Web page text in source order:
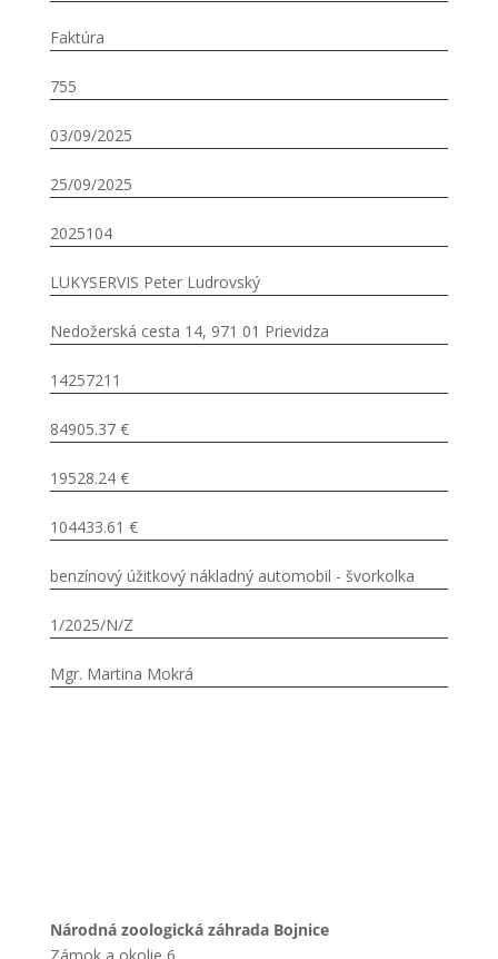
Faktúra
755
03/09/2025
25/09/2025
2025104
LUKYSERVIS Peter Ludrovský
Nedožerská cesta 14, 971 01 Prievidza
14257211
84905.37 €
19528.24 €
104433.61 €
benzínový úžitkový nákladný automobil - švorkolka
1/2025/N/Z
Mgr. Martina Mokrá
Národná zoologická záhrada Bojnice